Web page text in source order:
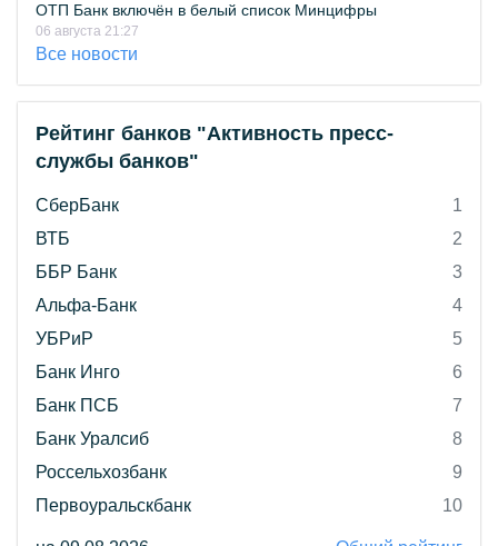
ОТП Банк включён в белый список Минцифры
06 августа 21:27
Все новости
Рейтинг банков "Активность пресс-
службы банков"
СберБанк
1
ВТБ
2
ББР Банк
3
Альфа-Банк
4
УБРиР
5
Банк Инго
6
Банк ПСБ
7
Банк Уралсиб
8
Россельхозбанк
9
Первоуральскбанк
10